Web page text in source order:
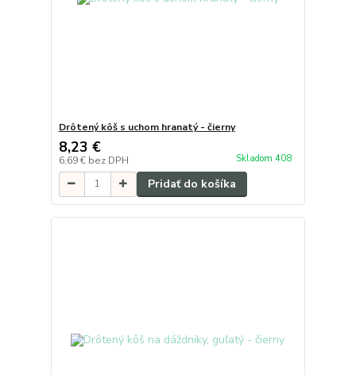
Drôtený kôš s uchom hranatý - čierny
8,23 €
6,69 € bez DPH Skladom 408
Pridať do košíka